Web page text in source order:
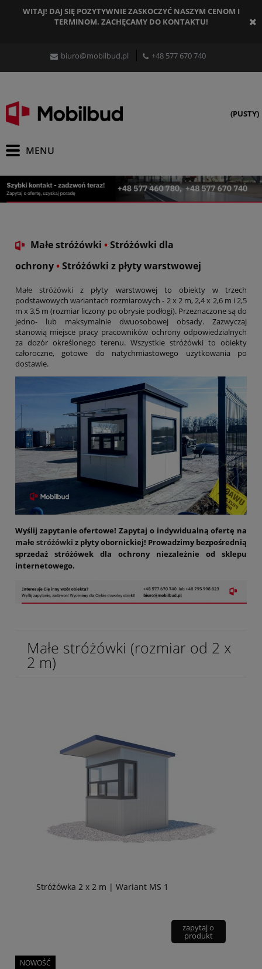
WITAJ! DAJ SIĘ POZYTYWNIE ZASKOCZYĆ NASZYM CENOM I
TERMINOM. ZACHĘCAMY DO KONTAKTU!
biuro@mobilbud.pl +48 577 670 740
(PUSTY)
Małe stróżówki •Stróżówki dla
ochrony•Stróżówki z płyty warstwowej
Małe stróżówkiz płyty warstwowej to obiekty w trzech
podstawowych wariantach rozmiarowych - 2 x 2 m, 2,4 x 2,6 m i 2,5
m x 3,5 m (rozmiar liczony po obrysie podłogi). Przeznaczone są do
jedno- lub maksymalnie dwuosobowej obsady. Zazwyczaj
stanowią miejsce pracy pracowników ochrony odpowiedzialnych
za dozór określonego terenu. Wszystkie stróżówki to obiekty
całoroczne, gotowe do natychmiastowego użytkowania po
dostawie.
Wyślij zapytanie ofertowe! Zapytaj o indywidualną ofertę na
małe stróżówki z płyty obornickiej! Prowadzimy bezpośrednią
sprzedaż stróżówek dla ochrony niezależnie od sklepu
internetowego.
Małe stróżówki (rozmiar od 2 x
2 m)
Stróżówka 2 x 2 m | Wariant MS 1
zapytaj o
produkt
NOWOŚĆ